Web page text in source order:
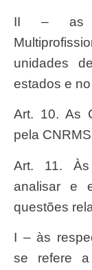
II – as Comissões Descentralizadas
unidades
estados e
Art. 10. As Câmaras Técnicas serão criadas
pela
Art. 11. Às Câmaras Técnicas competem
analisar e
questões
I – às respectivas áreas profissionais no que
se refere a